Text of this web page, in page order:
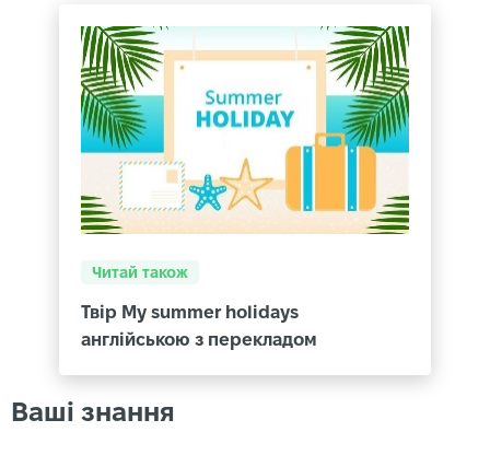
Читай також
Твір My summer holidays
англійською з перекладом
Ваші знання